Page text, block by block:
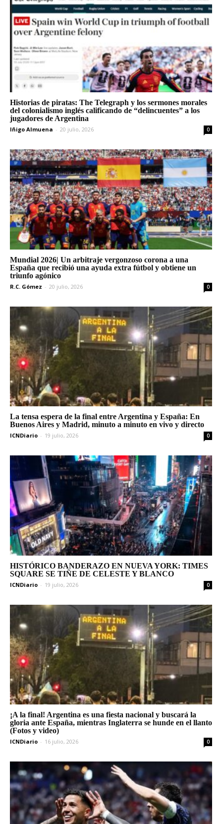
Historias de piratas: The Telegraph y los sermones morales
del colonialismo inglés calificando de “delincuentes” a los
jugadores de Argentina
Iñigo Almuena - 20 julio, 2026 0
Mundial 2026| Un arbitraje vergonzoso corona a una
España que recibió una ayuda extra fútbol y obtiene un
triunfo agónico
R.C. Gómez - 20 julio, 2026 0
La tensa espera de la final entre Argentina y España: En
Buenos Aires y Madrid, minuto a minuto en vivo y directo
ICNDiario - 19 julio, 2026 0
HISTÓRICO BANDERAZO EN NUEVA YORK: TIMES
SQUARE SE TIÑE DE CELESTE Y BLANCO
ICNDiario - 19 julio, 2026 0
¡A la final! Argentina es una fiesta nacional y buscará la
gloria ante España, mientras Inglaterra se hunde en el llanto
(Fotos y video)
ICNDiario - 16 julio, 2026 0